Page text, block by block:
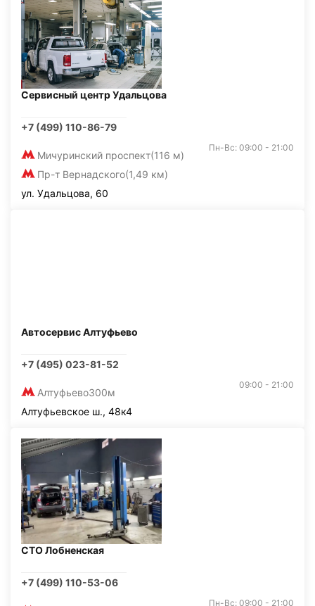
Сервисный центр Удальцова
+7 (499) 110-86-79
Мичуринский проспект(116 м)
Пр-т Вернадского(1,49 км)
Пн-Вс: 09:00 - 21:00
ул. Удальцова, 60
Автосервис Алтуфьево
+7 (495) 023-81-52
Алтуфьево300м
09:00 - 21:00
Алтуфьевское ш., 48к4
СТО Лобненская
+7 (499) 110-53-06
Пн-Вс: 09:00 - 21:00